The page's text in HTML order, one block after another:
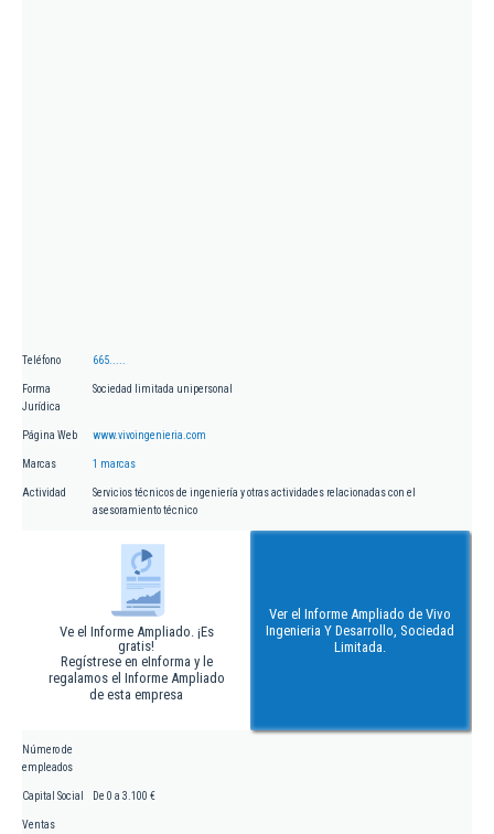
Teléfono 665.....
Forma
Jurídica
Sociedad limitada unipersonal
Página Web www.vivoingenieria.com
Marcas 1 marcas
Actividad
Servicios técnicos de ingeniería y otras actividades relacionadas con el
asesoramiento técnico
Ve el Informe Ampliado. ¡Es
gratis!
Regístrese en eInforma y le
regalamos el Informe Ampliado
de esta empresa
Ver el Informe Ampliado de Vivo
Ingenieria Y Desarrollo, Sociedad
Limitada.
Número de
empleados
Capital Social De 0 a 3.100 €
Ventas